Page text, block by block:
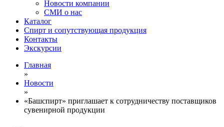
Новости компании
СМИ о нас
Каталог
Спирт и сопутствующая продукция
Контакты
Экскурсии
Главная
»
Новости
»
«Башспирт» приглашает к сотрудничеству поставщиков
сувенирной продукции